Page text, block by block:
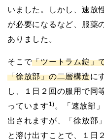
いました。しかし、速放
が必要になるなど、服薬
ありました。
そこで「ツートラム錠」
「徐放部」の二層構造に
し、１日２回の服用で同
っています 1) 。「速放部
出されますが、「徐放部
と溶け出すことで、１日